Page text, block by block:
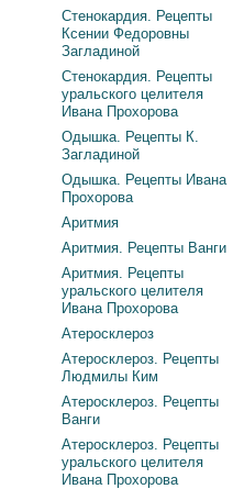
Стенокардия. Рецепты
Ксении Федоровны
Загладиной
Стенокардия. Рецепты
уральского целителя
Ивана Прохорова
Одышка. Рецепты К.
Загладиной
Одышка. Рецепты Ивана
Прохорова
Аритмия
Аритмия. Рецепты Ванги
Аритмия. Рецепты
уральского целителя
Ивана Прохорова
Атеросклероз
Атеросклероз. Рецепты
Людмилы Ким
Атеросклероз. Рецепты
Ванги
Атеросклероз. Рецепты
уральского целителя
Ивана Прохорова